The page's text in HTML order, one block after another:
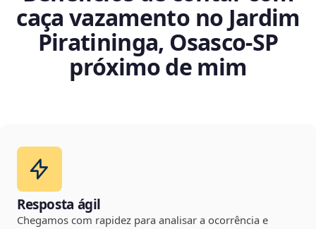
caça vazamento no Jardim
Piratininga, Osasco‑SP
próximo de mim
Resposta ágil
Chegamos com rapidez para analisar a ocorrência e